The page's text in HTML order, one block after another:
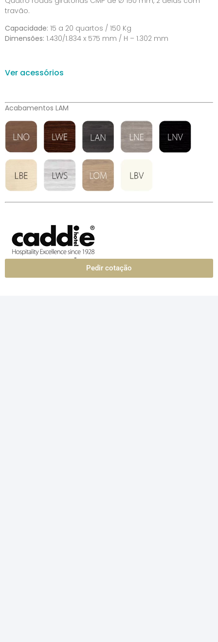
travão.
Capacidade: 15 a 20 quartos / 150 Kg
Dimensões: 1.430/1.834 x 575 mm / H – 1.302 mm
Ver acessórios
Acabamentos LAM
Pedir cotação